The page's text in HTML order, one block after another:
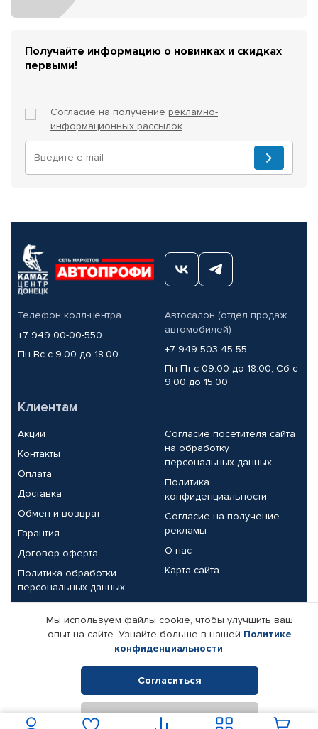
Получайте информацию о новинках и скидках
первыми!
Согласие на получение рекламно-
информационных рассылок
Телефон колл-центра
+7 949 00-00-550
Пн-Вс с 9.00 до 18.00
Автосалон (отдел продаж
автомобилей)
+7 949 503-45-55
Пн-Пт с 09.00 до 18.00, Сб с
9.00 до 15.00
Клиентам
Акции
Контакты
Оплата
Доставка
Обмен и возврат
Гарантия
Договор-оферта
Политика обработки
персональных данных
Согласие посетителя сайта
на обработку
персональных данных
Политика
конфиденциальности
Согласие на получение
рекламы
О нас
Карта сайта
Партнерам
Корпоративным клиентам
Поставщикам
Реквизиты компании
© КАМАЗ ЦЕНТР ДОНЕЦК, 2015-2026. Все права защищены.
Мы используем файлы cookie, чтобы улучшить ваш
опыт на сайте. Узнайте больше в нашей Политике
конфиденциальности.
Согласиться
Отклонить